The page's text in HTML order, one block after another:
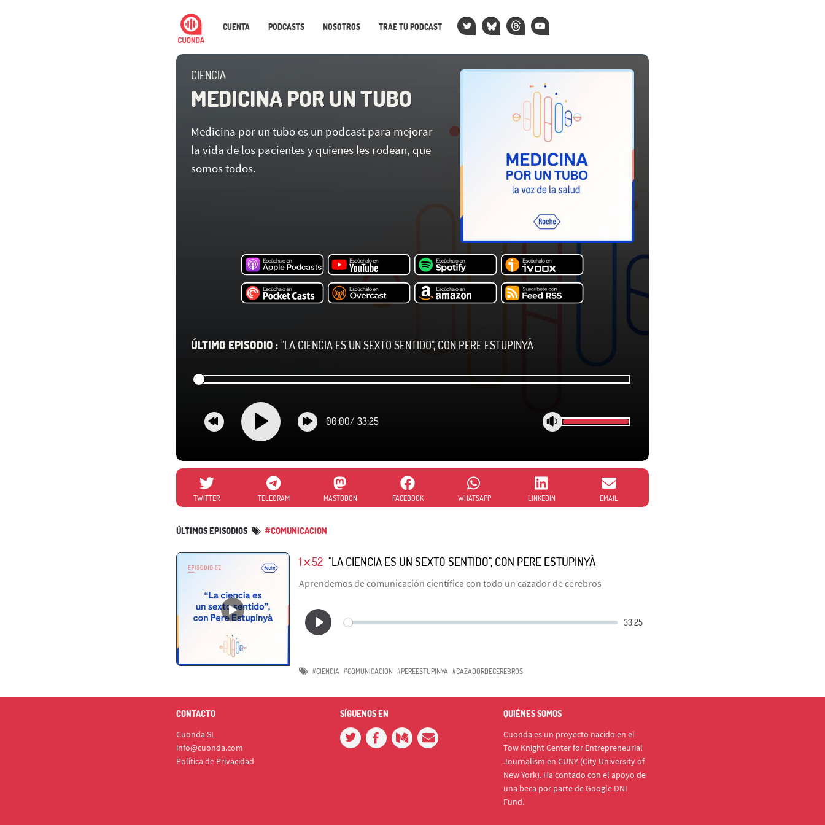
CUENTA PODCASTS NOSOTROS TRAE TU PODCAST
CIENCIA
MEDICINA POR UN TUBO
Medicina por un tubo es un podcast para mejorar
la vida de los pacientes y quienes les rodean, que
somos todos.
ÚLTIMO EPISODIO : "LA CIENCIA ES UN SEXTO SENTIDO", CON PERE ESTUPINYÀ
00:00/ 33:25
TWITTER TELEGRAM MASTODON FACEBOOK WHATSAPP LINKEDIN EMAIL
ÚLTIMOS EPISODIOS #COMUNICACION
1⨯52 "LA CIENCIA ES UN SEXTO SENTIDO", CON PERE ESTUPINYÀ
Aprendemos de comunicación científica con todo un cazador de cerebros
#CIENCIA #COMUNICACION #PEREESTUPINYA #CAZADORDECEREBROS
CONTACTO
Cuonda SL
info@cuonda.com
Política de Privacidad
SÍGUENOS EN QUIÉNES SOMOS
Cuonda es un proyecto nacido en el
Tow Knight Center for Entrepreneurial
Journalism en CUNY (City University of
New York). Ha contado con el apoyo de
una beca por parte de Google DNI
Fund.